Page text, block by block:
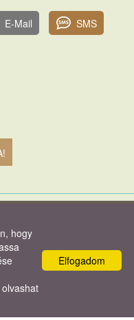
E-Mail SMS
Társa Kft.
lImpresszum
Elfogadom
hogy